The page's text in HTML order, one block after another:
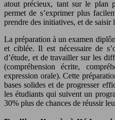
atout précieux, tant sur le plan
permet de s’exprimer plus
prendre des initiatives, et de saisir
La préparation à un examen
et ciblée. Il est nécessaire de
d’étude, et de travailler sur les
(compréhension écrite,
expression orale). Cette
bases solides et de progresser
les étudiants qui suivent un
30% plus de chances de réussir